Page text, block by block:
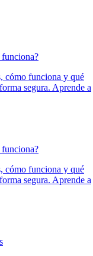
funciona?
cómo funciona y qué
segura. Aprende a
funciona?
cómo funciona y qué
segura. Aprende a